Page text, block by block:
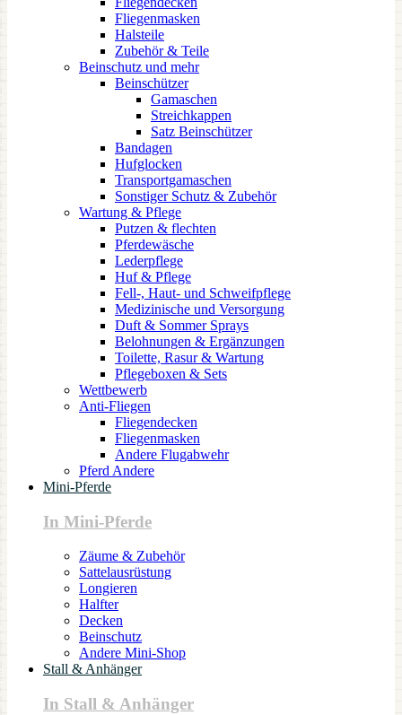
Fliegenmasken
Halsteile
Zubehör & Teile
Beinschutz und mehr
Beinschützer
Gamaschen
Streichkappen
Satz Beinschützer
Bandagen
Hufglocken
Transportgamaschen
Sonstiger Schutz & Zubehör
Wartung & Pflege
Putzen & flechten
Pferdewäsche
Lederpflege
Huf & Pflege
Fell-, Haut- und Schweifpflege
Medizinische und Versorgung
Duft & Sommer Sprays
Belohnungen & Ergänzungen
Toilette, Rasur & Wartung
Pflegeboxen & Sets
Wettbewerb
Anti-Fliegen
Fliegendecken
Fliegenmasken
Andere Flugabwehr
Pferd Andere
Mini-Pferde
In Mini-Pferde
Zäume & Zubehör
Sattelausrüstung
Longieren
Halfter
Decken
Beinschutz
Andere Mini-Shop
Stall & Anhänger
In Stall & Anhänger